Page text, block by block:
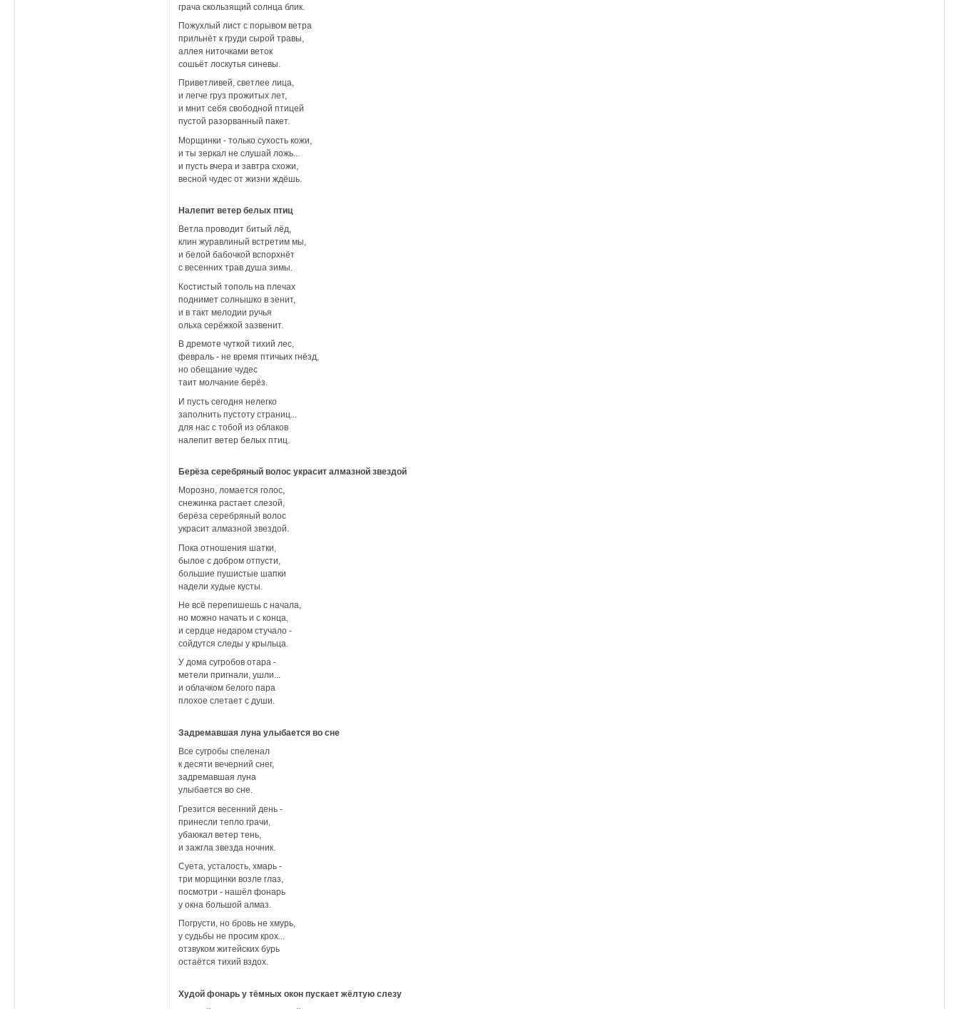
грача скользящий солнца блик.
Пожухлый лист с порывом ветра
прильнёт к груди сырой травы,
аллея ниточками веток
сошьёт лоскутья синевы.
Приветливей, светлее лица,
и легче груз прожитых лет,
и мнит себя свободной птицей
пустой разорванный пакет.
Морщинки - только сухость кожи,
и ты зеркал не слушай ложь...
и пусть вчера и завтра схожи,
весной чудес от жизни ждёшь.
Налепит ветер белых птиц
Ветла проводит битый лёд,
клин журавлиный встретим мы,
и белой бабочкой вспорхнёт
с весенних трав душа зимы.
Костистый тополь на плечах
поднимет солнышко в зенит,
и в такт мелодии ручья
ольха серёжкой зазвенит.
В дремоте чуткой тихий лес,
февраль - не время птичьих гнёзд,
но обещание чудес
таит молчание берёз.
И пусть сегодня нелегко
заполнить пустоту страниц...
для нас с тобой из облаков
налепит ветер белых птиц.
Берёза серебряный волос украсит алмазной звездой
Морозно, ломается голос,
снежинка растает слезой,
берёза серебряный волос
украсит алмазной звездой.
Пока отношения шатки,
былое с добром отпусти,
большие пушистые шапки
надели худые кусты.
Не всё перепишешь с начала,
но можно начать и с конца,
и сердце недаром стучало -
сойдутся следы у крыльца.
У дома сугробов отара -
метели пригнали, ушли...
и облачком белого пара
плохое слетает с души.
Задремавшая луна улыбается во сне
Все сугробы спеленал
к десяти вечерний снег,
задремавшая луна
улыбается во сне.
Грезится весенний день -
принесли тепло грачи,
убаюкал ветер тень,
и зажгла звезда ночник.
Суета, усталость, хмарь -
три морщинки возле глаз,
посмотри - нашёл фонарь
у окна большой алмаз.
Погрусти, но бровь не хмурь,
у судьбы не просим крох...
отзвуком житейских бурь
остаётся тихий вздох.
Худой фонарь у тёмных окон пускает жёлтую слезу